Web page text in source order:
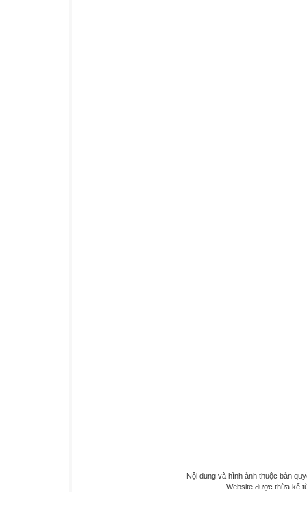
Nội dung và hình ảnh thuộc bản
Website được thừa kế